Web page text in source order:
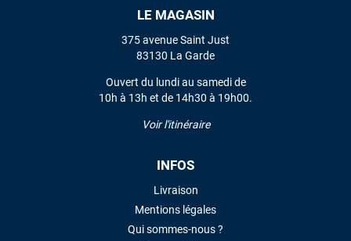
LE MAGASIN
375 avenue Saint Just
83130 La Garde
Ouvert du lundi au samedi de
10h à 13h et de 14h30 à 19h00.
Voir l'itinéraire
INFOS
Livraison
Mentions légales
Qui sommes-nous ?